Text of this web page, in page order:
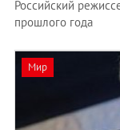
Российский
прошлого года
Мир